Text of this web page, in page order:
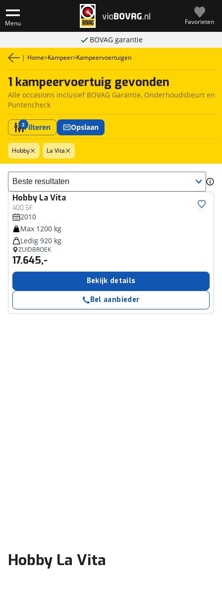
Menu Favorieten
BOVAG garantie
| Home>Kampeer>Kampeervoertuigen
1 kampeervoertuig gevonden
Alle occasions inclusief BOVAG Garantie, Onderhoudsbeurt en
Puntencheck
2Filteren Opslaan
Hobby La Vita
Sorteer resultaten
Hobby La Vita
400 SF
2010
Max 1200 kg
Ledig 920 kg
ZUIDBROEK
17.645,-
Bekijk details
Bel aanbieder
Hobby La Vita